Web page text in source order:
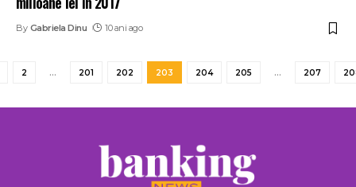
By Gabriela Dinu 10 ani ago
2 … 201 202 203 204 205 … 207